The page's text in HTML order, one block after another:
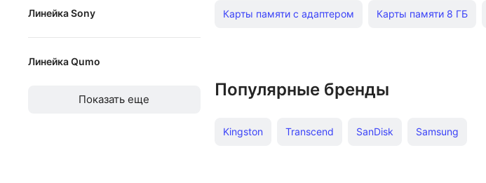
EVO Plus
PRO Endurance
Линейка Sony
XQD
Tough
Линейка Qumo
Показать еще
Карты памяти с адаптером Карты памяти 8 ГБ
Популярные бренды
Kingston Transcend SanDisk Samsung